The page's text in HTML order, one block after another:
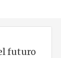
futuro